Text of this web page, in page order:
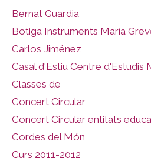
Bernat Guardia
Botiga Instruments María
Carlos Jiménez
Casal d'Estiu Centre d'Estudis
Classes de
Concert Circular
Concert Circular entitats
Cordes del Món
Curs 2011-2012